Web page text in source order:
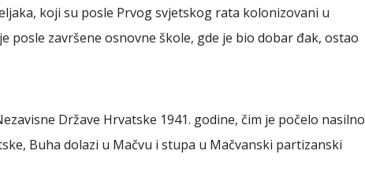
koji su posle Prvog svjetskog rata kolonizovani u
posle završene osnovne škole, gde je bio dobar đak, ostao
Države Hrvatske 1941. godine, čim je počelo nasilno
Buha dolazi u Mačvu i stupa u Mačvanski partizanski